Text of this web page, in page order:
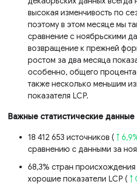
высокая изменчивость по
поэтому в этом месяце мы
сравнение с ноябрьскими
возвращение к прежней
ростом за два месяца
особенно, общего
также несколько меньшим
показателя LCP.
Важные статистические данные
18 412 653 источников ( ↑
сравнению с данными за
68,3% стран происхождения
хорошие показатели LCP ( ↑